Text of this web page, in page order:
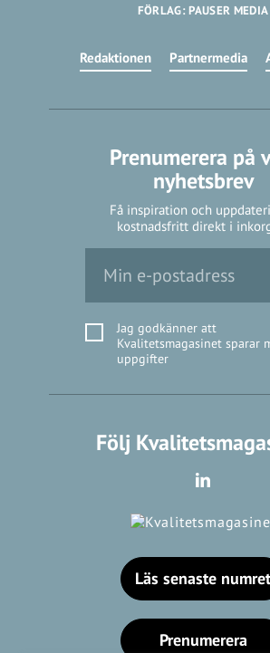
FÖRLAG: PAUSER MEDIA
Redaktionen Partnermedia
Prenumerera på
nyhetsbrev
Få inspiration och
kostnadsfritt direkt i
Jag godkänner att
Kvalitetsmagasinet sparar
uppgifter
Följ
Läs senaste numret
Prenumerera